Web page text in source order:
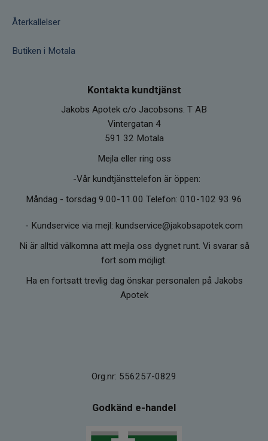
Återkallelser
Butiken i Motala
Kontakta kundtjänst
Jakobs Apotek c/o Jacobsons. T AB
Vintergatan 4
591 32 Motala
Mejla eller ring oss
-Vår kundtjänsttelefon är öppen:
Måndag - torsdag 9.00-11.00 Telefon: 010-102 93 96
- Kundservice via mejl: kundservice@jakobsapotek.com
Ni är alltid välkomna att mejla oss dygnet runt. Vi svarar så
fort som möjligt.
Ha en fortsatt trevlig dag önskar personalen på Jakobs
Apotek
Org.nr: 556257-0829
Godkänd e-handel